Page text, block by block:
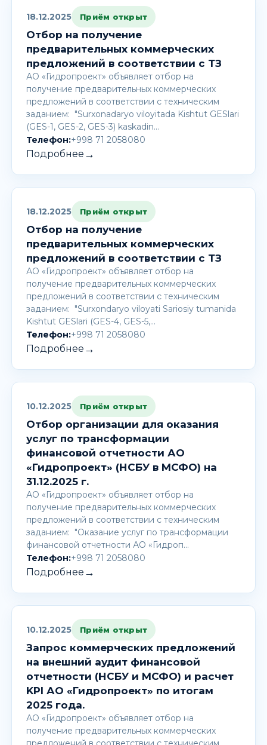
18.12.2025 Приём открыт
Отбор на получение
предварительных коммерческих
предложений в соответствии с ТЗ
АО «Гидропроект» объявляет отбор на
получение предварительных коммерческих
предложений в соответствии с техническим
заданием: "Surxonadaryo viloyitada Kishtut GESlari
(GES-1, GES-2, GES-3) kaskadin…
Телефон:+998 71 2058080
Подробнее →
18.12.2025 Приём открыт
Отбор на получение
предварительных коммерческих
предложений в соответствии с ТЗ
АО «Гидропроект» объявляет отбор на
получение предварительных коммерческих
предложений в соответствии с техническим
заданием: "Surxondaryo viloyati Sariosiy tumanida
Kishtut GESlari (GES-4, GES-5,…
Телефон:+998 71 2058080
Подробнее →
10.12.2025 Приём открыт
Отбор организации для оказания
услуг по трансформации
финансовой отчетности АО
«Гидропроект» (НСБУ в МСФО) на
31.12.2025 г.
АО «Гидропроект» объявляет отбор на
получение предварительных коммерческих
предложений в соответствии с техническим
заданием: "Оказание услуг по трансформации
финансовой отчетности АО «Гидроп…
Телефон:+998 71 2058080
Подробнее →
10.12.2025 Приём открыт
Запрос коммерческих предложений
на внешний аудит финансовой
отчетности (НСБУ и МСФО) и расчет
KPI АО «Гидропроект» по итогам
2025 года.
АО «Гидропроект» объявляет отбор на
получение предварительных коммерческих